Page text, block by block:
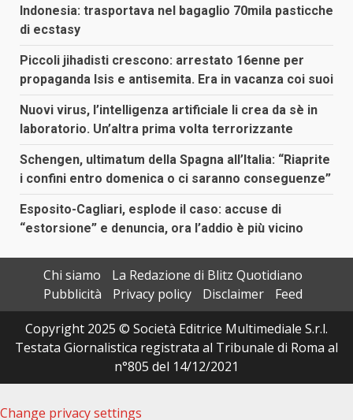
Indonesia: trasportava nel bagaglio 70mila pasticche
di ecstasy
Piccoli jihadisti crescono: arrestato 16enne per
propaganda Isis e antisemita. Era in vacanza coi suoi
Nuovi virus, l’intelligenza artificiale li crea da sè in
laboratorio. Un’altra prima volta terrorizzante
Schengen, ultimatum della Spagna all’Italia: “Riaprite
i confini entro domenica o ci saranno conseguenze”
Esposito-Cagliari, esplode il caso: accuse di
“estorsione” e denuncia, ora l’addio è più vicino
Chi siamo
La Redazione di Blitz Quotidiano
Pubblicità
Privacy policy Disclaimer
Feed
Copyright 2025 © Società Editrice Multimediale S.r.l.
Testata Giornalistica registrata al Tribunale di Roma al
n°805 del 14/12/2021
Change privacy settings